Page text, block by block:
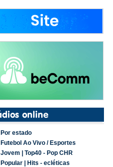
Por estado
Futebol Ao Vivo / Esportes
Jovem | Top40 - Pop CHR
Popular | Hits - ecléticas